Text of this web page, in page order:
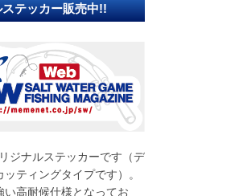
テッカー販売中!!
ジナルステッカーです（デ
ティングタイプです）。
い高耐候仕様となってお